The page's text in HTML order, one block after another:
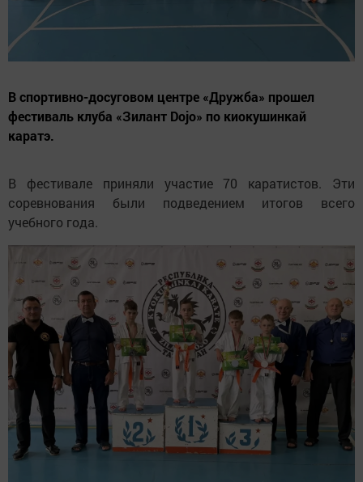
В спортивно-досуговом центре «Дружба» прошел
фестиваль клуба «Зилант Dojo» по киокушинкай
каратэ.
В
фестивале приняли участие 70 каратистов. Эти
соревнования были подведением итогов всего
учебного года.